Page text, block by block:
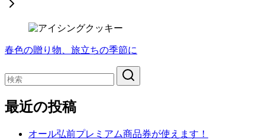
春色の贈り物、旅立ちの季節に
最近の投稿
オール弘前プレミアム商品券が使えます！